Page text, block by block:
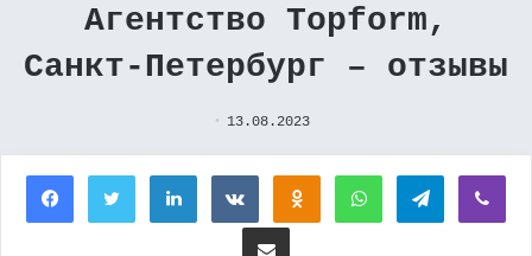
Агентство Topform,
Санкт-Петербург – отзывы
13.08.2023
FacebookTwitterLinkedInВконтактеОдноклассники
WhatsAppTelegram
Поделиться через электронную почту